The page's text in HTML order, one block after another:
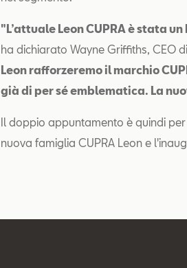
"L’attuale Leon CUPRA è stata
ha dichiarato Wayne Griffiths, CEO
Leon rafforzeremo il marchio
già di per sé emblematica. La
Il doppio appuntamento è quindi
nuova famiglia CUPRA Leon e